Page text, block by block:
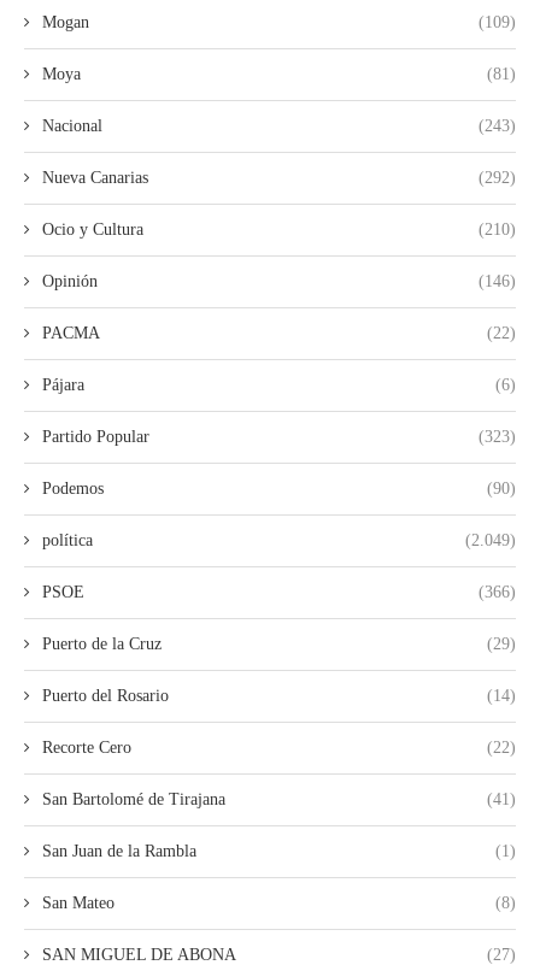
Mogan (109)
Moya (81)
Nacional (243)
Nueva Canarias (292)
Ocio y Cultura (210)
Opinión (146)
PACMA (22)
Pájara (6)
Partido Popular (323)
Podemos (90)
política (2.049)
PSOE (366)
Puerto de la Cruz (29)
Puerto del Rosario (14)
Recorte Cero (22)
San Bartolomé de Tirajana (41)
San Juan de la Rambla (1)
San Mateo (8)
SAN MIGUEL DE ABONA (27)